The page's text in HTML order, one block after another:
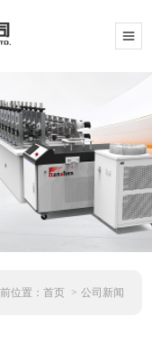
位置： 首页 > 公司新闻